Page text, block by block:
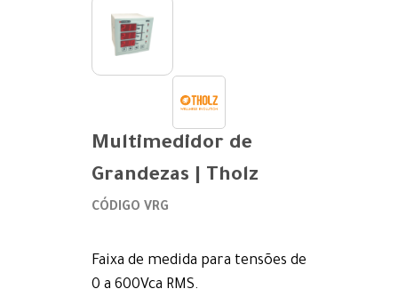
Multimedidor de
Grandezas | Tholz
CÓDIGO VRG
Faixa de medida para tensões de
0 a 600Vca RMS.